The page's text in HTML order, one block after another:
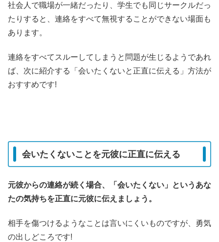
社会人で職場が一緒だったり、学生でも同じサークルだっ
たりすると、連絡をすべて無視することができない場面も
あります。
連絡をすべてスルーしてしまうと問題が生じるようであれ
ば、次に紹介する「会いたくないと正直に伝える」方法が
おすすめです!
会いたくないことを元彼に正直に伝える
元彼からの連絡が続く場合、「会いたくない」というあな
たの気持ちを正直に元彼に伝えましょう。
相手を傷つけるようなことは言いにくいものですが、勇気
の出しどころです!